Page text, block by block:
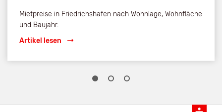
Mietpreise in Friedrichshafen nach Wohnlage, Wohnfläche
und Baujahr.
Artikel lesen